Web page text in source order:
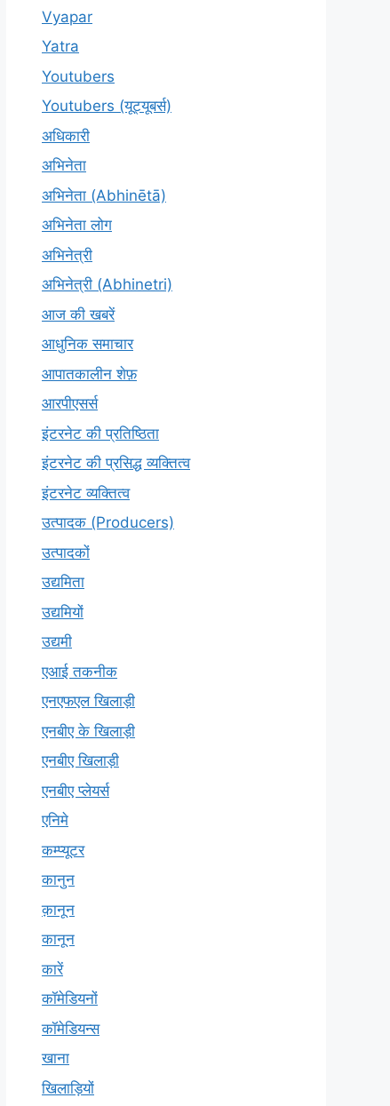
Vyapar
Yatra
Youtubers
Youtubers (यूट्यूबर्स)
अधिकारी
अभिनेता
अभिनेता (Abhinētā)
अभिनेता लोग
अभिनेत्री
अभिनेत्री (Abhinetri)
आज की खबरें
आधुनिक समाचार
आपातकालीन शेफ़
आरपीएसर्स
इंटरनेट की प्रतिष्ठिता
इंटरनेट की प्रसिद्ध व्यक्तित्व
इंटरनेट व्यक्तित्व
उत्पादक (Producers)
उत्पादकों
उद्यमिता
उद्यमियों
उद्यमी
एआई तकनीक
एनएफएल खिलाड़ी
एनबीए के खिलाड़ी
एनबीए खिलाड़ी
एनबीए प्लेयर्स
एनिमे
कम्प्यूटर
कानुन
क़ानून
कानून
कारें
कॉमेडियनों
कॉमेडियन्स
खाना
खिलाड़ियों